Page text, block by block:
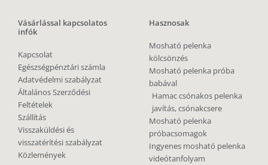
Vásárlással kapcsolatos
infók
Kapcsolat
Egészségpénztári számla
Adatvédelmi szabályzat
Általános Szerződési
Feltételek
Szállítás
Visszaküldési és
visszatérítési szabályzat
Közlemények
Hasznosak
Mosható pelenka
kölcsönzés
Mosható pelenka próba
babával
Hamac csónakos pelenka
javítás, csónakcsere
Mosható pelenka
próbacsomagok
Ingyenes mosható pelenka
videótanfolyam